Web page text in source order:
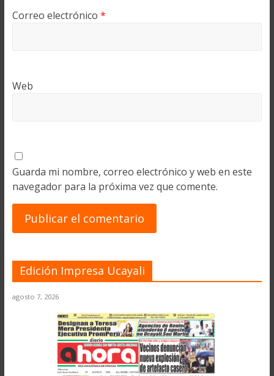
Correo electrónico *
Web
Guarda mi nombre, correo electrónico y web en este
navegador para la próxima vez que comente.
Edición Impresa Ucayali
agosto 7, 2026